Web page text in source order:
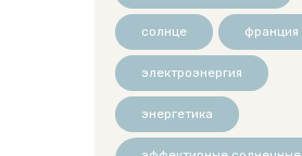
солнце франция
электроэнергия
энергетика